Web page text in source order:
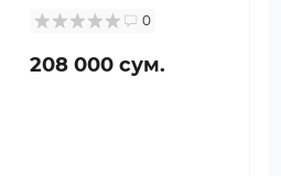
0
208 000 сум.